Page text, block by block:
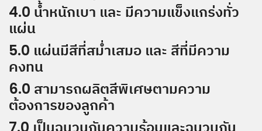
4.0 น้ำหนักเบา และ มีความแข็งแกร่งทั่ว
แผ่น
5.0 แผ่นมีสีที่สม่ำเสมอ และ สีที่มีความ
คงทน
6.0 สามารถผลิตสีพิเศษตามความ
ต้องการของลูกค้า
7.0 เป็นฉนวนกันความร้อนและฉนวนกัน